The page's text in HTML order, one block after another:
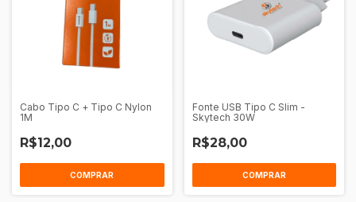
Cabo Tipo C + Tipo C Nylon
1M
R$12,00
COMPRAR
Fonte USB Tipo C Slim -
Skytech 30W
R$28,00